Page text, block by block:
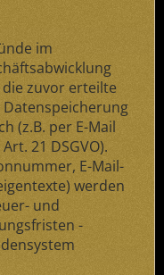
im
zuvor erteilte
(z.B. per E-Mail
21 DSGVO).
E-Mail-
werden
und
-